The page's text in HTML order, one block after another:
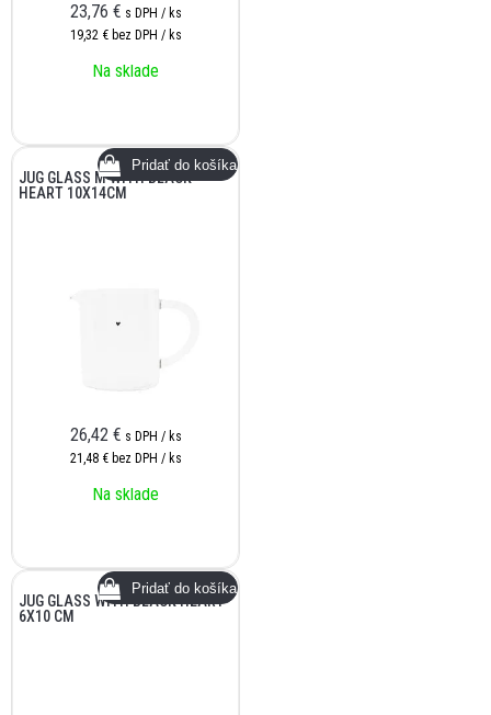
23,76 € s DPH / ks
19,32 € bez DPH / ks
Na sklade
JUG GLASS M WITH BLACK
HEART 10X14CM
26,42 € s DPH / ks
21,48 € bez DPH / ks
Na sklade
JUG GLASS WITH BLACK HEART
6X10 CM